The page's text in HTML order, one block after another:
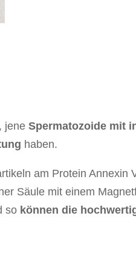
jeneSpermatozoide mit
haben.
am Protein Annexin
Säule mit einem
so können die